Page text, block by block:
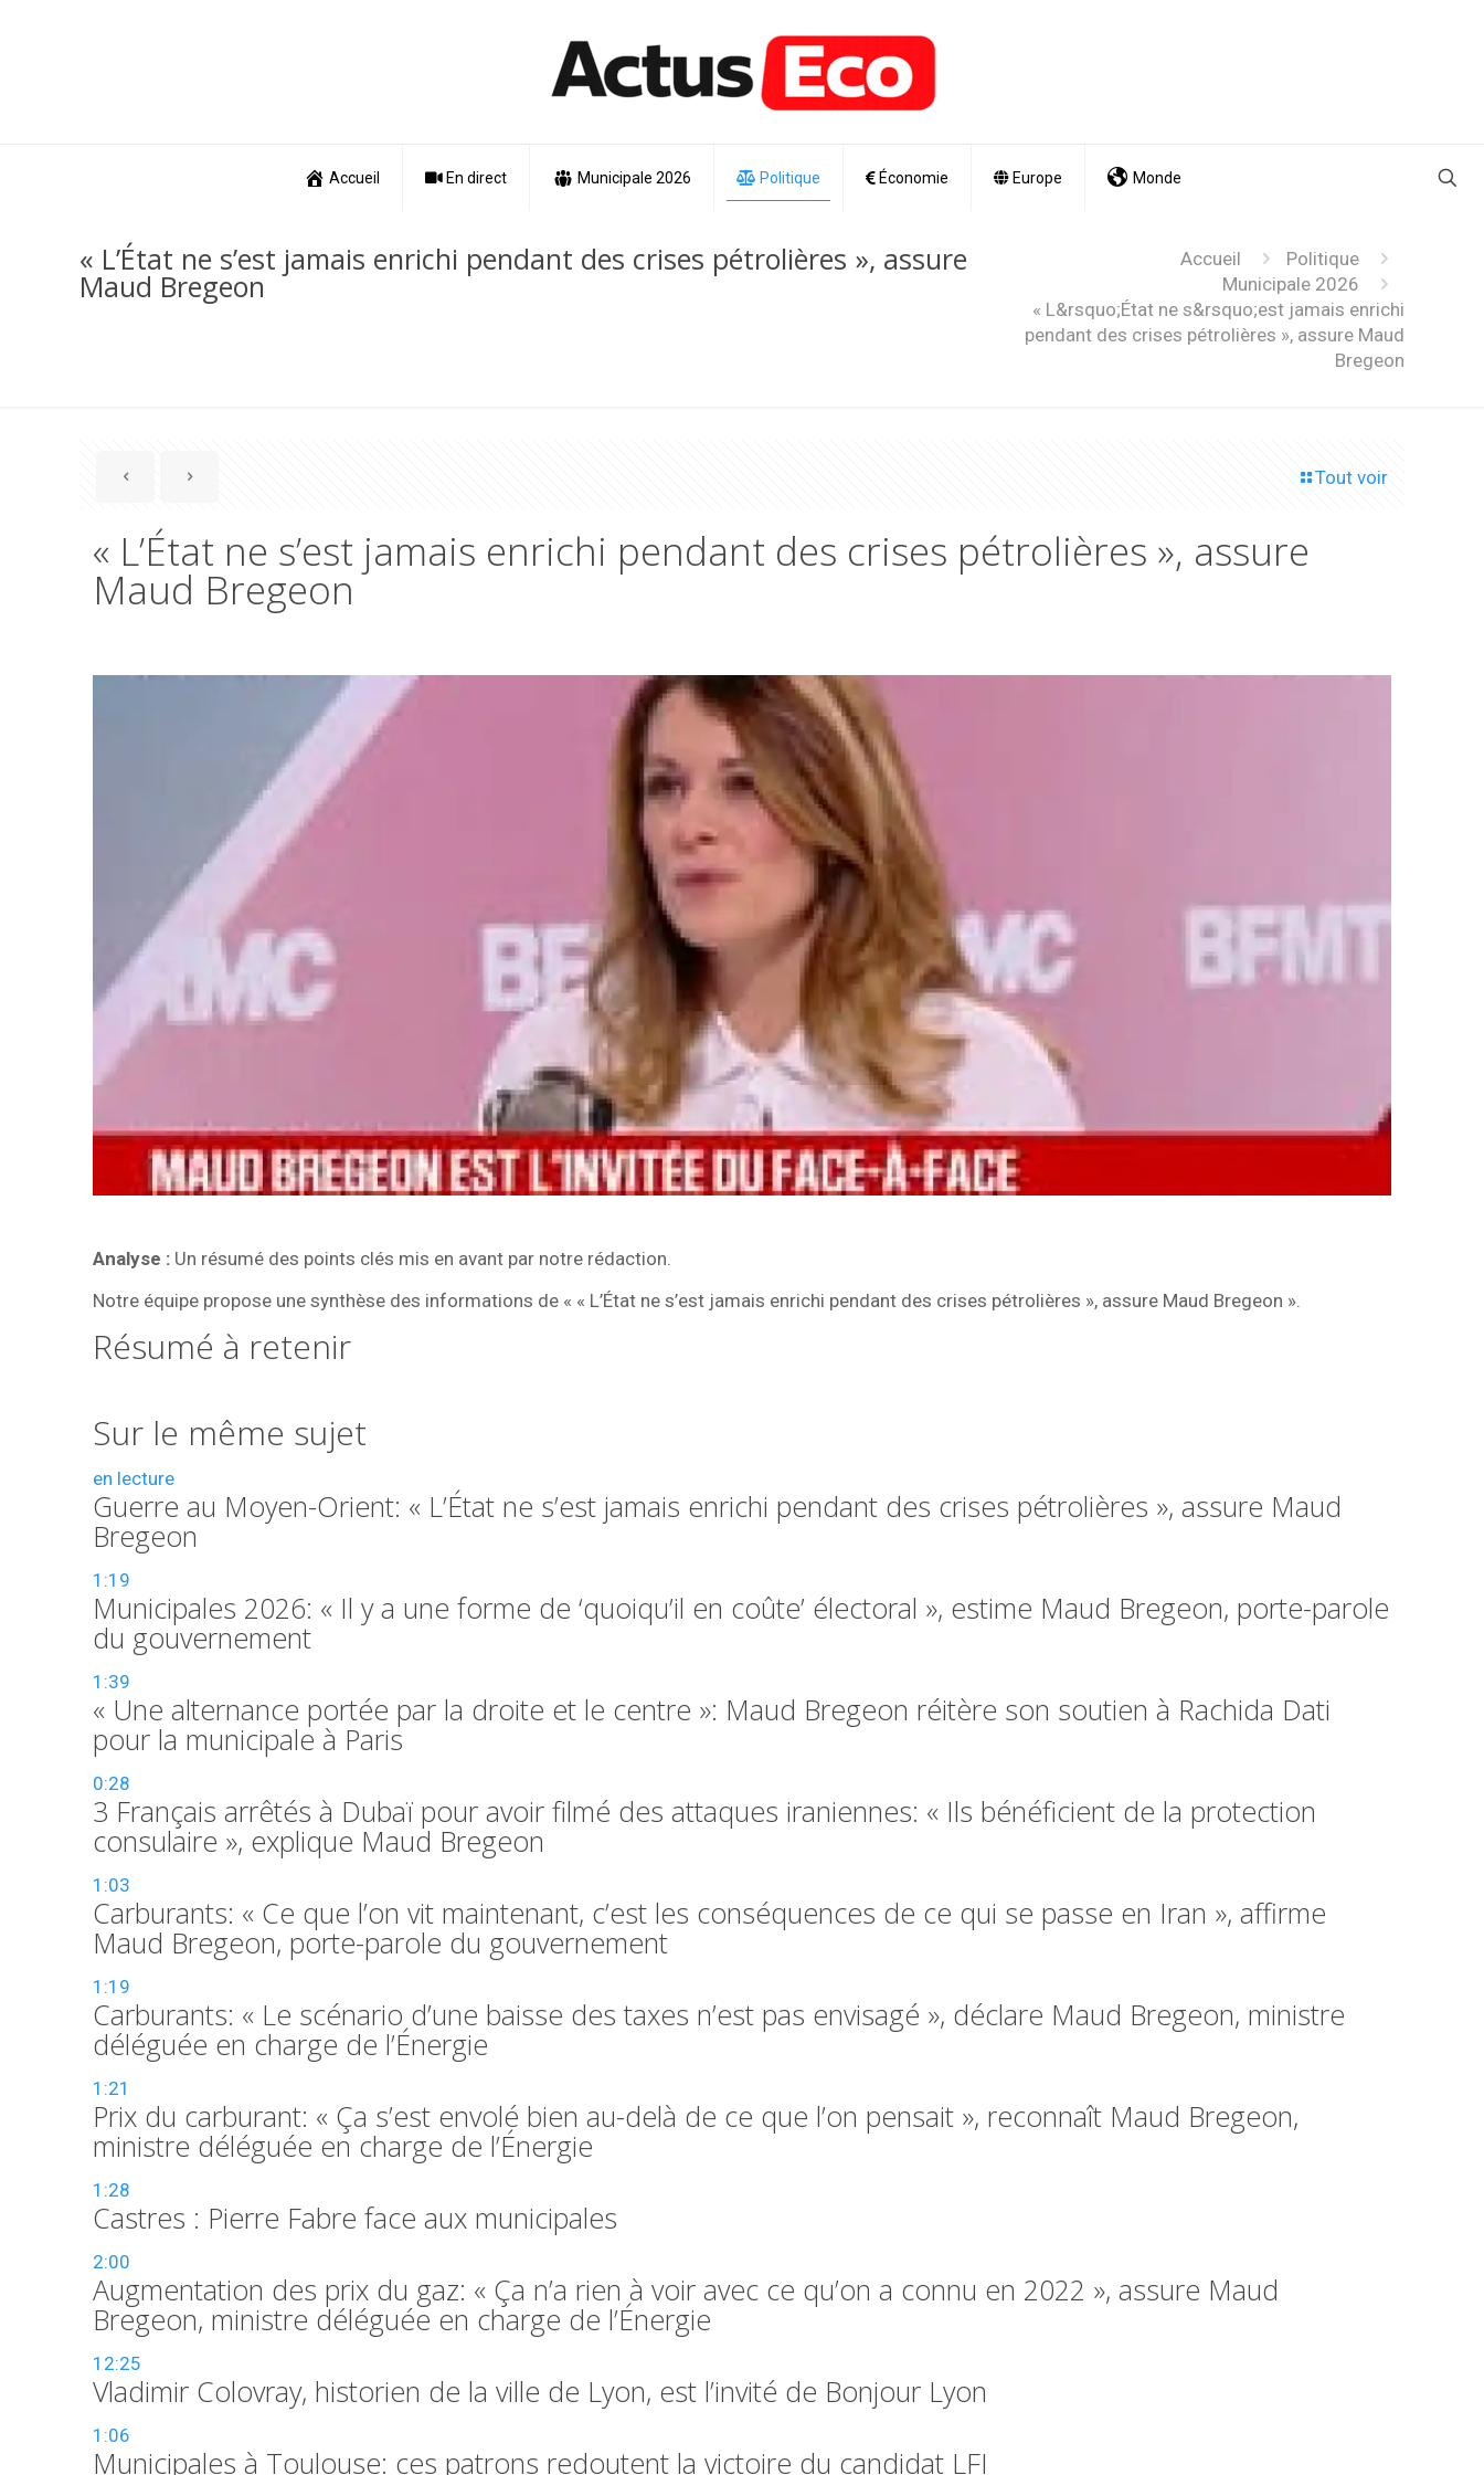
Accueil En direct Municipale 2026 Politique Économie Europe Monde
« L’État ne s’est jamais enrichi pendant des crises pétrolières », assure
Maud Bregeon
Accueil
Politique
Municipale 2026
« L&rsquo;État ne s&rsquo;est jamais enrichi
pendant des crises pétrolières », assure Maud
Bregeon
Tout voir
« L’État ne s’est jamais enrichi pendant des crises pétrolières », assure
Maud Bregeon
Analyse : Un résumé des points clés mis en avant par notre rédaction.
Notre équipe propose une synthèse des informations de « « L’État ne s’est jamais enrichi pendant des crises pétrolières », assure Maud Bregeon ».
Résumé à retenir
Sur le même sujet
en lecture
Guerre au Moyen-Orient: « L’État ne s’est jamais enrichi pendant des crises pétrolières », assure Maud
Bregeon
1:19
Municipales 2026: « Il y a une forme de ‘quoiqu’il en coûte’ électoral », estime Maud Bregeon, porte-parole
du gouvernement
1:39
« Une alternance portée par la droite et le centre »: Maud Bregeon réitère son soutien à Rachida Dati
pour la municipale à Paris
0:28
3 Français arrêtés à Dubaï pour avoir filmé des attaques iraniennes: « Ils bénéficient de la protection
consulaire », explique Maud Bregeon
1:03
Carburants: « Ce que l’on vit maintenant, c’est les conséquences de ce qui se passe en Iran », affirme
Maud Bregeon, porte-parole du gouvernement
1:19
Carburants: « Le scénario d’une baisse des taxes n’est pas envisagé », déclare Maud Bregeon, ministre
déléguée en charge de l’Énergie
1:21
Prix du carburant: « Ça s’est envolé bien au-delà de ce que l’on pensait », reconnaît Maud Bregeon,
ministre déléguée en charge de l’Énergie
1:28
Castres : Pierre Fabre face aux municipales
2:00
Augmentation des prix du gaz: « Ça n’a rien à voir avec ce qu’on a connu en 2022 », assure Maud
Bregeon, ministre déléguée en charge de l’Énergie
12:25
Vladimir Colovray, historien de la ville de Lyon, est l’invité de Bonjour Lyon
1:06
Municipales à Toulouse: ces patrons redoutent la victoire du candidat LFI